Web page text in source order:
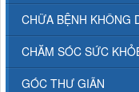
CHỮA BỆNH KHÔNG
CHĂM SÓC SỨC
GÓC THƯ GIÃN